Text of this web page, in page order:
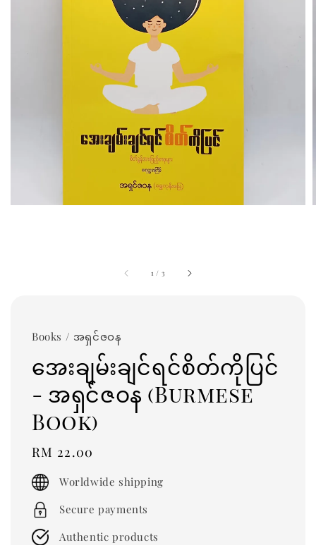
1 / 3
Books / အရှင်ဇဝန
အေးချမ်းချင်ရင်စိတ်ကိုပြင်
- အရှင်ဇဝန (Burmese
Book)
Regular
price
RM 22.00
Worldwide shipping
Secure payments
Authentic products